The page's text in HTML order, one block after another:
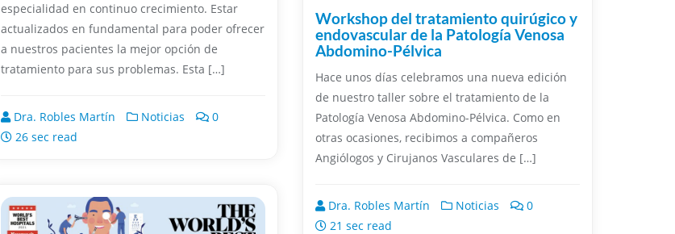
especialidad en continuo crecimiento. Estar
actualizados en fundamental para poder ofrecer
a nuestros pacientes la mejor opción de
tratamiento para sus problemas. Esta […]
Dra. Robles Martín Noticias
0
26 sec read
Workshop del tratamiento quirúgico y
endovascular de la Patología Venosa
Abdomino-Pélvica
Hace unos días celebramos una nueva edición
de nuestro taller sobre el tratamiento de la
Patología Venosa Abdomino-Pélvica. Como en
otras ocasiones, recibimos a compañeros
Angiólogos y Cirujanos Vasculares de […]
Dra. Robles Martín Noticias
0
21 sec read